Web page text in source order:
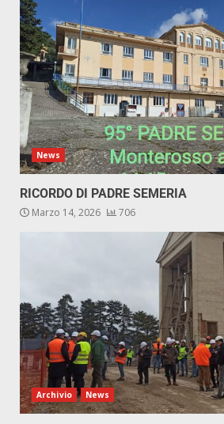
News
RICORDO DI PADRE SEMERIA
Marzo 14, 2026 706
Archivio News